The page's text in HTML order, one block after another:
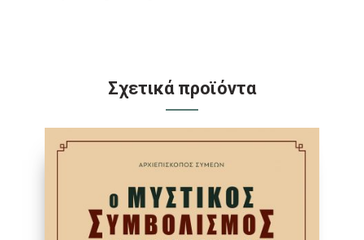
Σχετικά προϊόντα